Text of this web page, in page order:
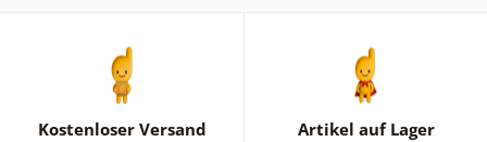
Kostenloser Versand Artikel auf Lager